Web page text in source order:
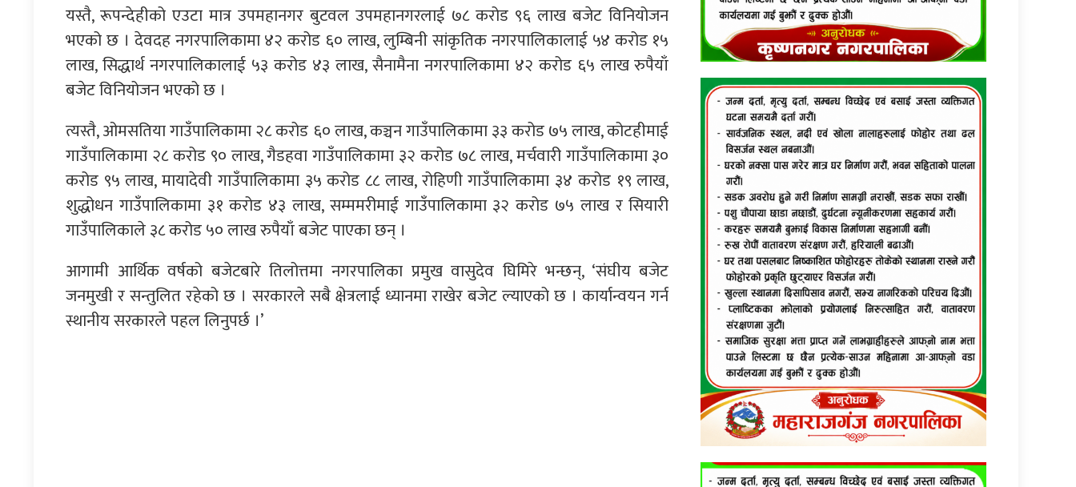
यस्तै, रूपन्देहीको एउटा मात्र उपमहानगर बुटवल उपमहानगरलाई ७८ करोड ९६ लाख बजेट विनियोजन
भएको छ । देवदह नगरपालिकामा ४२ करोड ६० लाख, लुम्बिनी सांकृतिक नगरपालिकालाई ५४ करोड १५
लाख, सिद्धार्थ नगरपालिकालाई ५३ करोड ४३ लाख, सैनामैना नगरपालिकामा ४२ करोड ६५ लाख रुपैयाँ
बजेट विनियोजन भएको छ ।
त्यस्तै, ओमसतिया गाउँपालिकामा २८ करोड ६० लाख, कञ्चन गाउँपालिकामा ३३ करोड ७५ लाख, कोटहीमाई
गाउँपालिकामा २८ करोड ९० लाख, गैडहवा गाउँपालिकामा ३२ करोड ७८ लाख, मर्चवारी गाउँपालिकामा ३०
करोड ९५ लाख, मायादेवी गाउँपालिकामा ३५ करोड ८८ लाख, रोहिणी गाउँपालिकामा ३४ करोड १९ लाख,
शुद्धोधन गाउँपालिकामा ३१ करोड ४३ लाख, सम्ममरीमाई गाउँपालिकामा ३२ करोड ७५ लाख र सियारी
गाउँपालिकाले ३८ करोड ५० लाख रुपैयाँ बजेट पाएका छन् ।
आगामी आर्थिक वर्षको बजेटबारे तिलोत्तमा नगरपालिका प्रमुख वासुदेव घिमिरे भन्छन्, ‘संघीय बजेट
जनमुखी र सन्तुलित रहेको छ । सरकारले सबै क्षेत्रलाई ध्यानमा राखेर बजेट ल्याएको छ । कार्यान्वयन गर्न
स्थानीय सरकारले पहल लिनुपर्छ ।’